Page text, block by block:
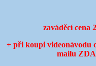
zaváděcí cena
+ při koupi videonávodu
mailu